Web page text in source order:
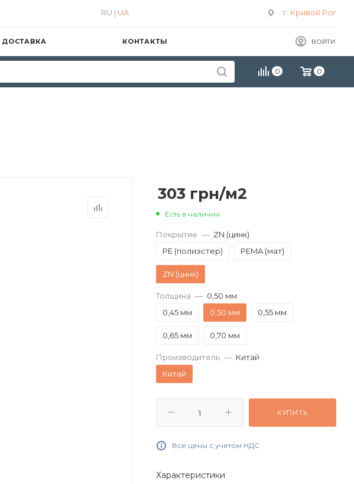
г. Кривой Рог
RU | UA
ВОЙТИ
ДОСТАВКА КОНТАКТЫ
0 0
303 грн/м2
Есть в наличии
Покрытие — ZN (цинк)
PE (полиэстер)
PEMA (мат)
ZN (цинк)
Толщина — 0,50 мм
0,45 мм
0,50 мм 0,55 мм
0,65 мм 0,70 мм
Производитель — Китай
Китай
КУПИТЬ
Все цены с учетом НДС
Характеристики